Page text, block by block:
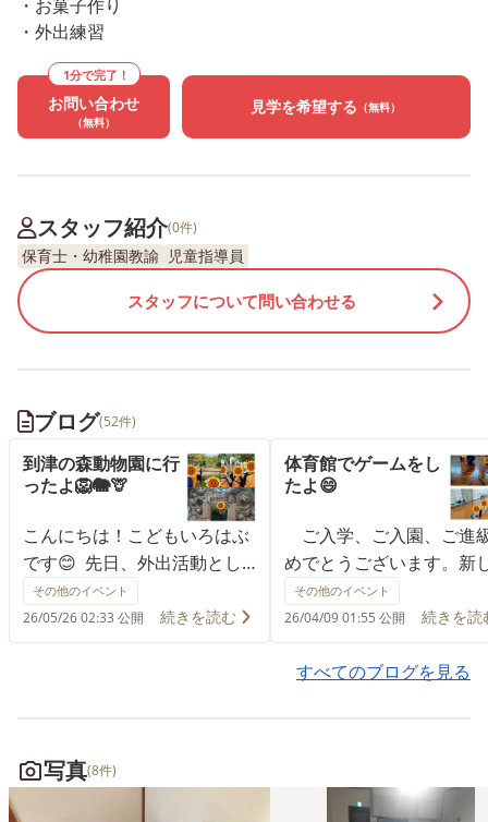
・お菓子作り
・外出練習
1分で完了！
お問い合わせ
（無料）
見学を希望する （無料）
スタッフ紹介(0件)
保育士・幼稚園教諭 児童指導員
スタッフについて問い合わせる
ブログ(52件)
到津の森動物園に行
ったよ🦁🐘🦒
こんにちは！こどもいろはぶ
です😊 先日、外出活動とし
て北九州の到津の森動物園に
行きました。 行きの車内か
ら子ども達のテンションはマ
いきました⚠️ 1️⃣ 先生と手を
繋いで行きます 2️⃣ 先生より
先に行きません 3️⃣ みんな
で動物を見ます 着くと、職
その他のイベント
26/05/26 02:33 公開 続きを読む
体育館でゲームをし
たよ😄
ご入学、ご入園、ご進
めでとうございます。新
門出にみんな身体も心も
く成長していることを喜
く感じている今日この頃
🌟🤗 先日、みんなで糸
備体操をして、レクレー
して、楽しみました😆
その他のイベント
26/04/09 01:55 公開 続きを読
すべてのブログを見る
写真(8件)